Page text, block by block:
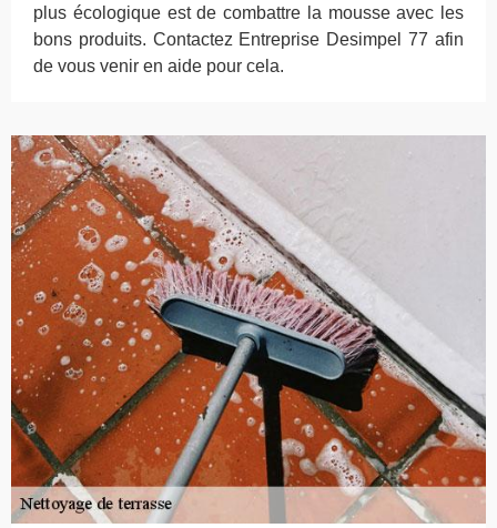
plus écologique est de combattre la mousse avec les
bons produits. Contactez Entreprise Desimpel 77 afin
de vous venir en aide pour cela.